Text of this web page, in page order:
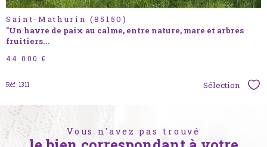
Saint-Mathurin (85150)
"Un havre de paix au calme, entre nature, mare et arbres
fruitiers...
44 000 €
Réf : 1311 Sélection
Vous n'avez pas trouvé